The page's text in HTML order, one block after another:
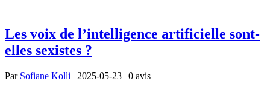
Les voix de l’intelligence artificielle sont-
elles sexistes ?
Par Sofiane Kolli | 2025-05-23 | 0 avis